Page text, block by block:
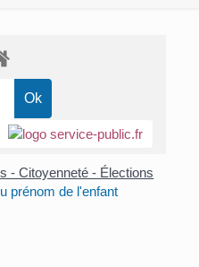
- Citoyenneté - Élections
prénom de l'enfant